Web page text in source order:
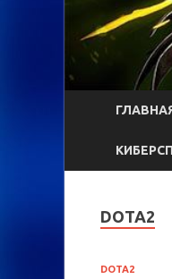
DOTA2
DOTA2